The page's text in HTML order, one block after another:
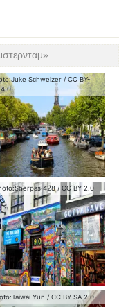
»
Juke Schweizer / CC BY-
4.0
Sherpas 428 / CC BY 2.0
Taiwai Yun / CC BY-SA 2.0